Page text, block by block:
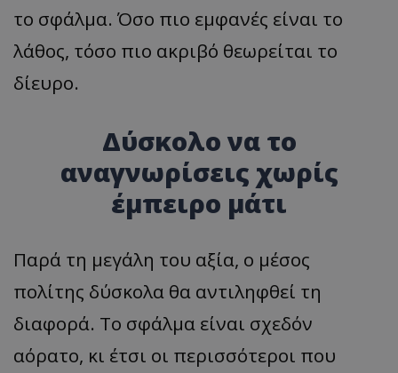
το σφάλμα. Όσο πιο εμφανές είναι το
λάθος, τόσο πιο ακριβό θεωρείται το
δίευρο.
Δύσκολο να το
αναγνωρίσεις χωρίς
έμπειρο μάτι
Παρά τη μεγάλη του αξία, ο μέσος
πολίτης δύσκολα θα αντιληφθεί τη
διαφορά. Το σφάλμα είναι σχεδόν
αόρατο, κι έτσι οι περισσότεροι που